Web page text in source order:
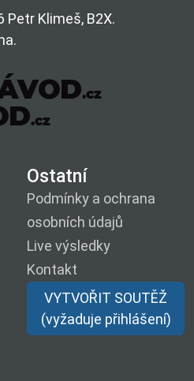
Petr Klimeš, B2X.
Ostatní
Podmínky a ochrana
osobních údajů
Live výsledky
Kontakt
VYTVOŘIT SOUTĚŽ
(vyžaduje přihlášení)